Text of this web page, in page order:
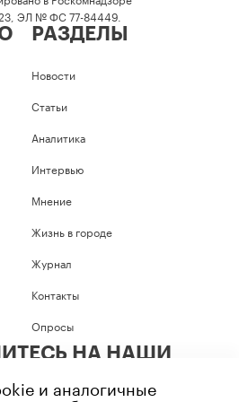
ЭЛ № ФС 77-84449.
РАЗДЕЛЫ
Новости
Статьи
Аналитика
Интервью
Мнение
Жизнь в городе
Журнал
Контакты
Опросы
НА НАШИ
и аналогичные